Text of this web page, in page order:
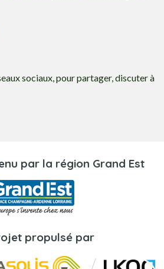
sociaux, pour partager, discuter à
par la région Grand Est
propulsé par